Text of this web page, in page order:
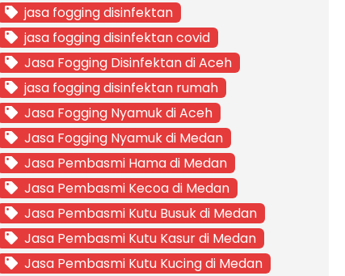
jasa fogging disinfektan
jasa fogging disinfektan covid
Jasa Fogging Disinfektan di Aceh
jasa fogging disinfektan rumah
Jasa Fogging Nyamuk di Aceh
Jasa Fogging Nyamuk di Medan
Jasa Pembasmi Hama di Medan
Jasa Pembasmi Kecoa di Medan
Jasa Pembasmi Kutu Busuk di Medan
Jasa Pembasmi Kutu Kasur di Medan
Jasa Pembasmi Kutu Kucing di Medan